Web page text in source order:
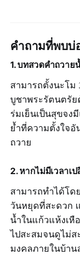
คำถามที่พบบ่
1. บทสวดคำถวาย
สามารถตั้งนะโม
บูชาพระรัตนตรั
ร่มเย็นเป็นสุขจง
ย้ำที่ความตั้งใจ
ถวาย
2. หากไม่มีเวลาเ
สามารถทำได้โด
วันหยุดที่สะดวก
น้ำในแก้วแห้งเ
ไปสะสมจนดูไม่ส
มงคลภายในบ้าน